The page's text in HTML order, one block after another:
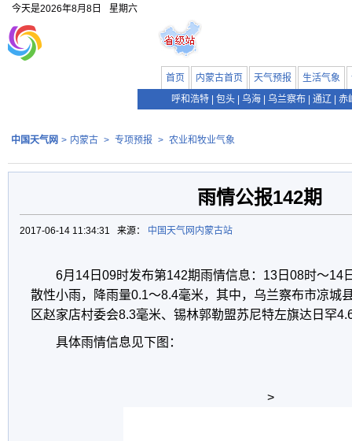
今天是2026年8月8日 星期六
首页 内蒙古首页 天气预报 生活气象
呼和浩特
包头 乌海 乌兰察布 通辽 赤
中国天气网 > 内蒙古 > 专项预报 > 农业和牧业气象
雨情公报142期
2017-06-14 11:34:31 来源： 中国天气网内蒙古站
6月14日09时发布第142期雨情信息：13日08时～14
散性小雨，降雨量0.1～8.4毫米，其中，乌兰察布市凉城
区赵家店村委会8.3毫米、锡林郭勒盟苏尼特左旗达日罕
具体雨情信息见下图：
>